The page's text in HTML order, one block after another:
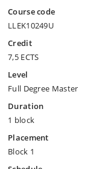
Course code
LLEK10249U
Credit
7,5 ECTS
Level
Full Degree Master
Duration
1 block
Placement
Block 1